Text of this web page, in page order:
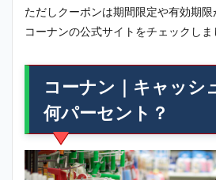
ただしクーポンは期間限定や有効期
コーナンの公式サイトをチェックしま
コーナン｜キャッシ
何パーセント？